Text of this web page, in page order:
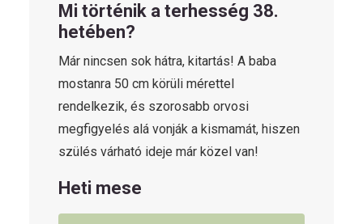
Mi történik a terhesség 38.
hetében?
Már nincsen sok hátra, kitartás! A baba
mostanra 50 cm körüli mérettel
rendelkezik, és szorosabb orvosi
megfigyelés alá vonják a kismamát, hiszen
szülés várható ideje már közel van!
Heti mese